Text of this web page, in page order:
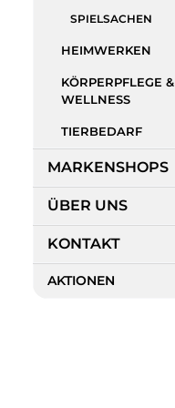
SPIELSACHEN
HEIMWERKEN
KÖRPERPFLEGE &
WELLNESS
TIERBEDARF
MARKENSHOPS
ÜBER UNS
KONTAKT
AKTIONEN